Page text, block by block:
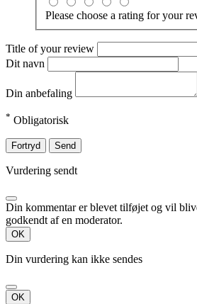
Please choose a rating for your
Title of your review
Dit navn
Din anbefaling
* Obligatorisk
Fortryd Send
Vurdering sendt
Din kommentar er blevet tilføjet og vil
godkendt af en moderator.
OK
Din vurdering kan ikke sendes
OK